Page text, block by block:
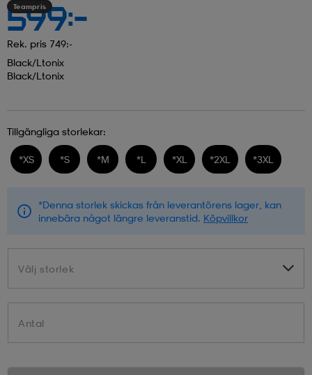
Teampris
599:-
Rek. pris 749:-
Black/ltonix
Black/ltonix
Tillgängliga storlekar:
*XS *S *M *L *XL *2XL *3XL
*Denna storlek skickas från leverantörens lager, kan
innebära något längre leveranstid. Köpvillkor
Välj storlek
Välj storlek
Antal